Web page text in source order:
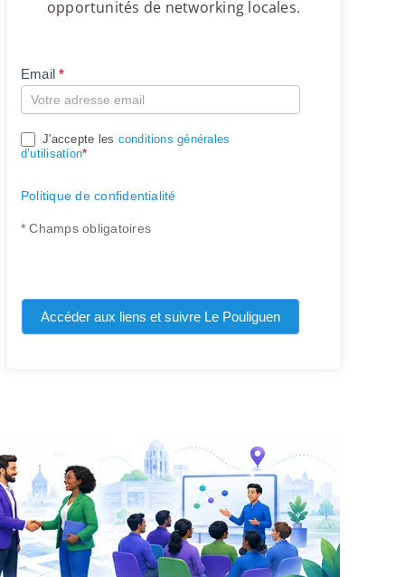
opportunités de networking locales.
Compte
Email*
J'accepte les conditions générales
d’utilisation*
Politique de confidentialité
* Champs obligatoires
Accéder aux liens et suivre Le Pouliguen